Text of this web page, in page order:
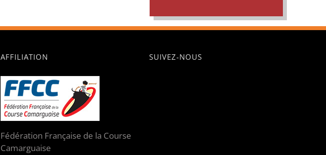
AFFILIATION
Fédération Française de la Course
Camarguaise
SUIVEZ-NOUS